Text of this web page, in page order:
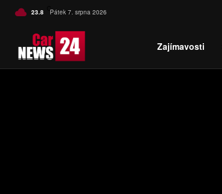
23.8 C Czech
Pátek 7. srpna 2026
Zajímavosti